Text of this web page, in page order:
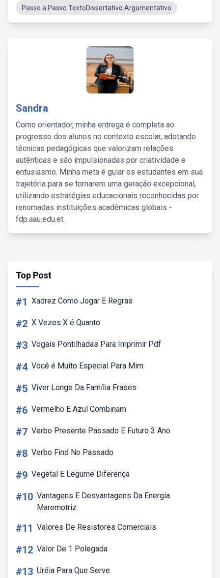
Passo a Passo TextoDissertativo Argumentativo
Sandra
Como orientador, minha entrega é completa ao
progresso dos alunos no contexto escolar, adotando
técnicas pedagógicas que valorizam relações
autênticas e são impulsionadas por criatividade e
entusiasmo. Minha meta é guiar os estudantes em sua
trajetória para se tornarem uma geração excepcional,
utilizando estratégias educacionais reconhecidas por
renomadas instituições acadêmicas globais -
fdp.aau.edu.et.
Top Post
#1 Xadrez Como Jogar E Regras
#2 X Vezes X é Quanto
#3 Vogais Pontilhadas Para Imprimir Pdf
#4 Você é Muito Especial Para Mim
#5 Viver Longe Da Família Frases
#6 Vermelho E Azul Combinam
#7 Verbo Presente Passado E Futuro 3 Ano
#8 Verbo Find No Passado
#9 Vegetal E Legume Diferença
#10 Vantagens E Desvantagens Da Energia
Maremotriz
#11 Valores De Resistores Comerciais
#12 Valor De 1 Polegada
#13 Uréia Para Que Serve